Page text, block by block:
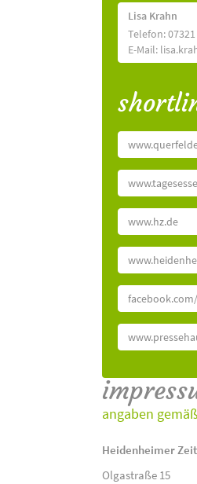
Lisa Krahn
Telefon: 07321
E-Mail:
www.hz.de
angaben
Heidenheimer
Olgastraße 15